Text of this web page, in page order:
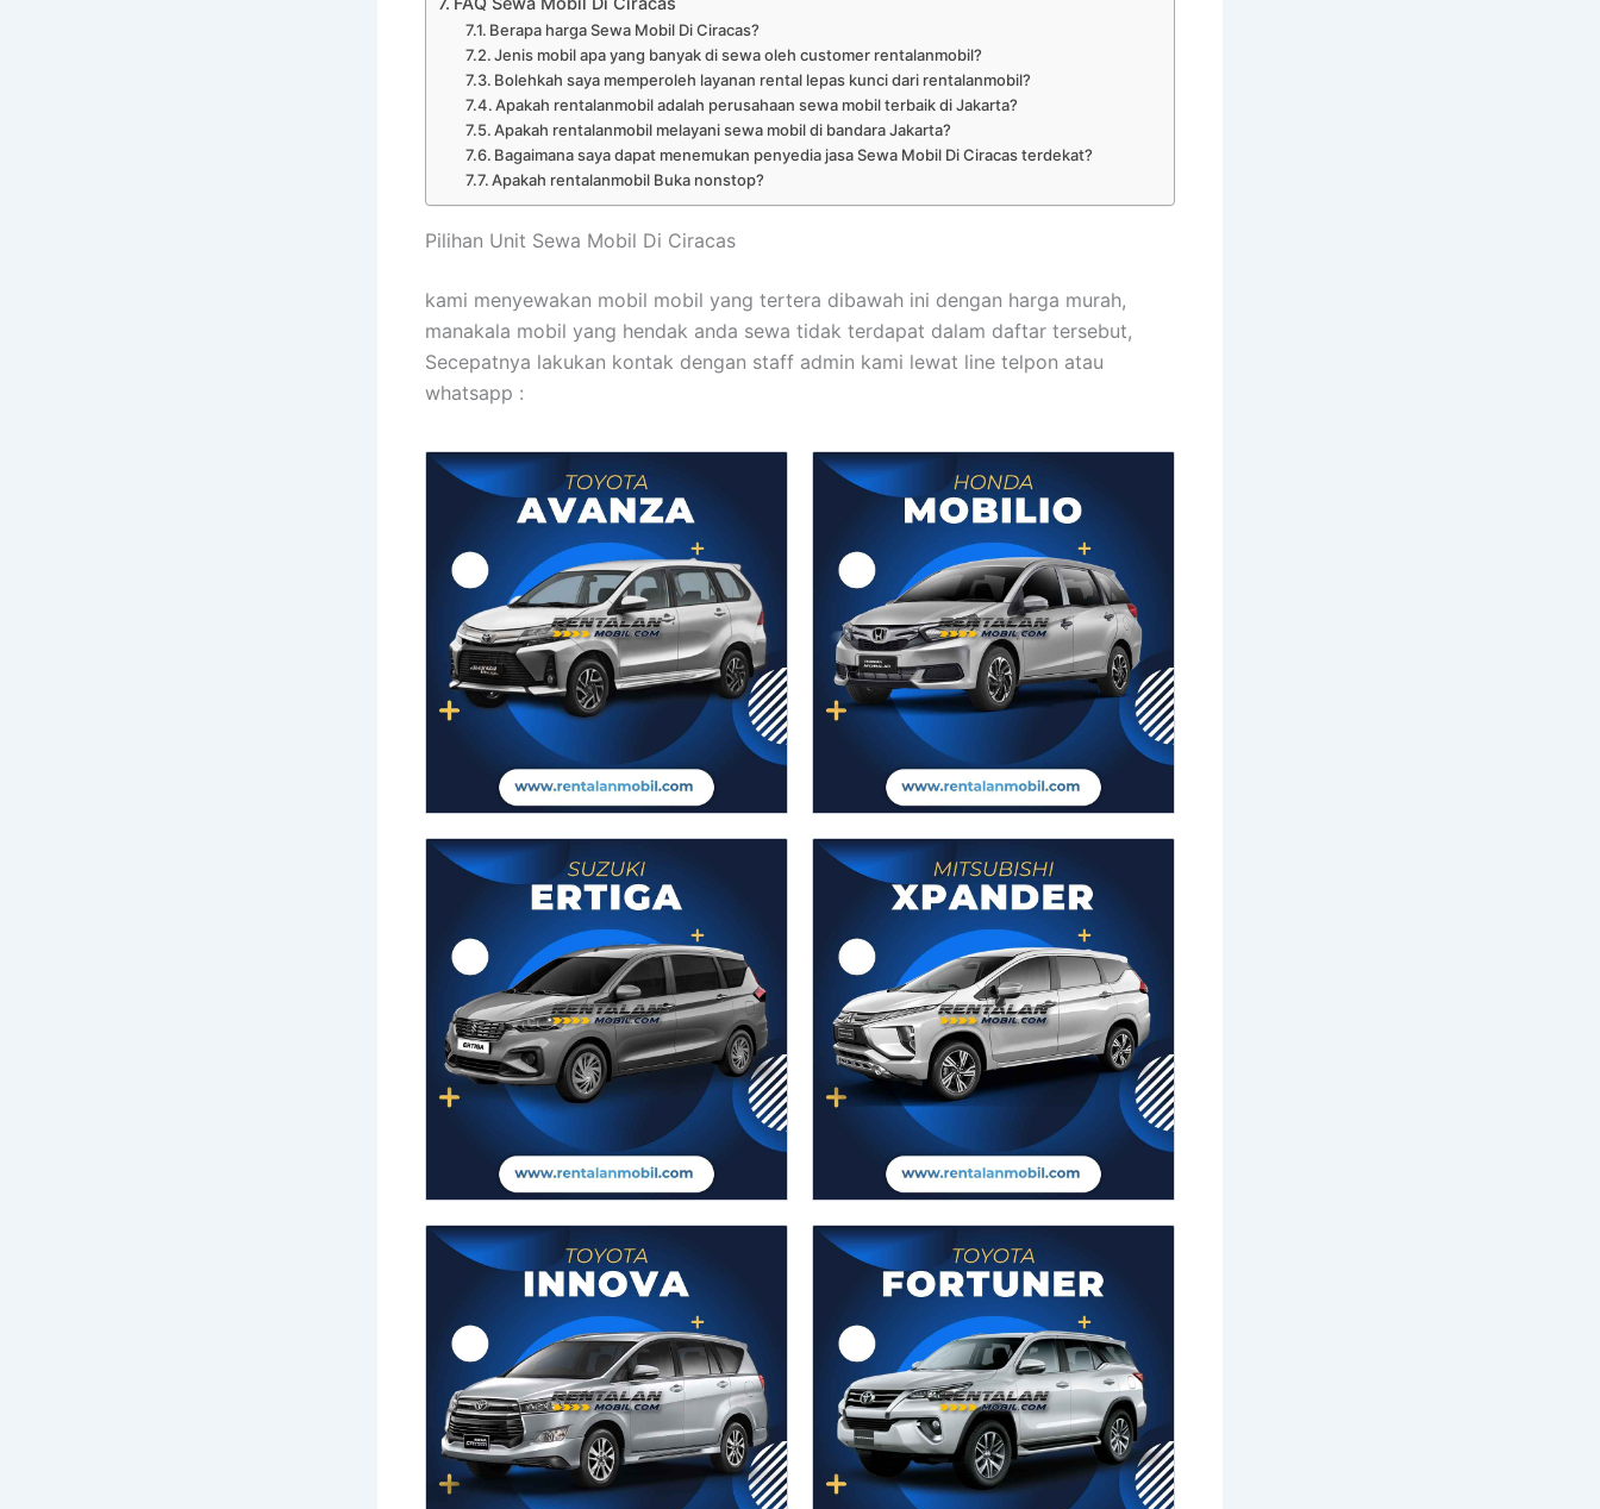
Berapa harga Sewa Mobil Di Ciracas?
Jenis mobil apa yang banyak di sewa oleh customer rentalanmobil?
Bolehkah saya memperoleh layanan rental lepas kunci dari rentalanmobil?
Apakah rentalanmobil adalah perusahaan sewa mobil terbaik di Jakarta?
Apakah rentalanmobil melayani sewa mobil di bandara Jakarta?
Bagaimana saya dapat menemukan penyedia jasa Sewa Mobil Di Ciracas terdekat?
Apakah rentalanmobil Buka nonstop?
Pilihan Unit Sewa Mobil Di Ciracas
kami menyewakan mobil mobil yang tertera dibawah ini dengan harga murah,
manakala mobil yang hendak anda sewa tidak terdapat dalam daftar tersebut,
Secepatnya lakukan kontak dengan staff admin kami lewat line telpon atau
whatsapp :